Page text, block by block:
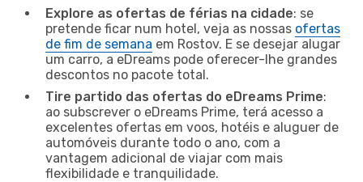
Explore as ofertas de férias na cidade: se
pretende ficar num hotel, veja as nossas ofertas
de fim de semana em Rostov. E se desejar alugar
um carro, a eDreams pode oferecer-lhe grandes
descontos no pacote total.
Tire partido das ofertas do eDreams Prime:
ao subscrever o eDreams Prime, terá acesso a
excelentes ofertas em voos, hotéis e aluguer de
automóveis durante todo o ano, com a
vantagem adicional de viajar com mais
flexibilidade e tranquilidade.